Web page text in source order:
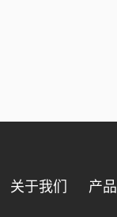
关于我们 产